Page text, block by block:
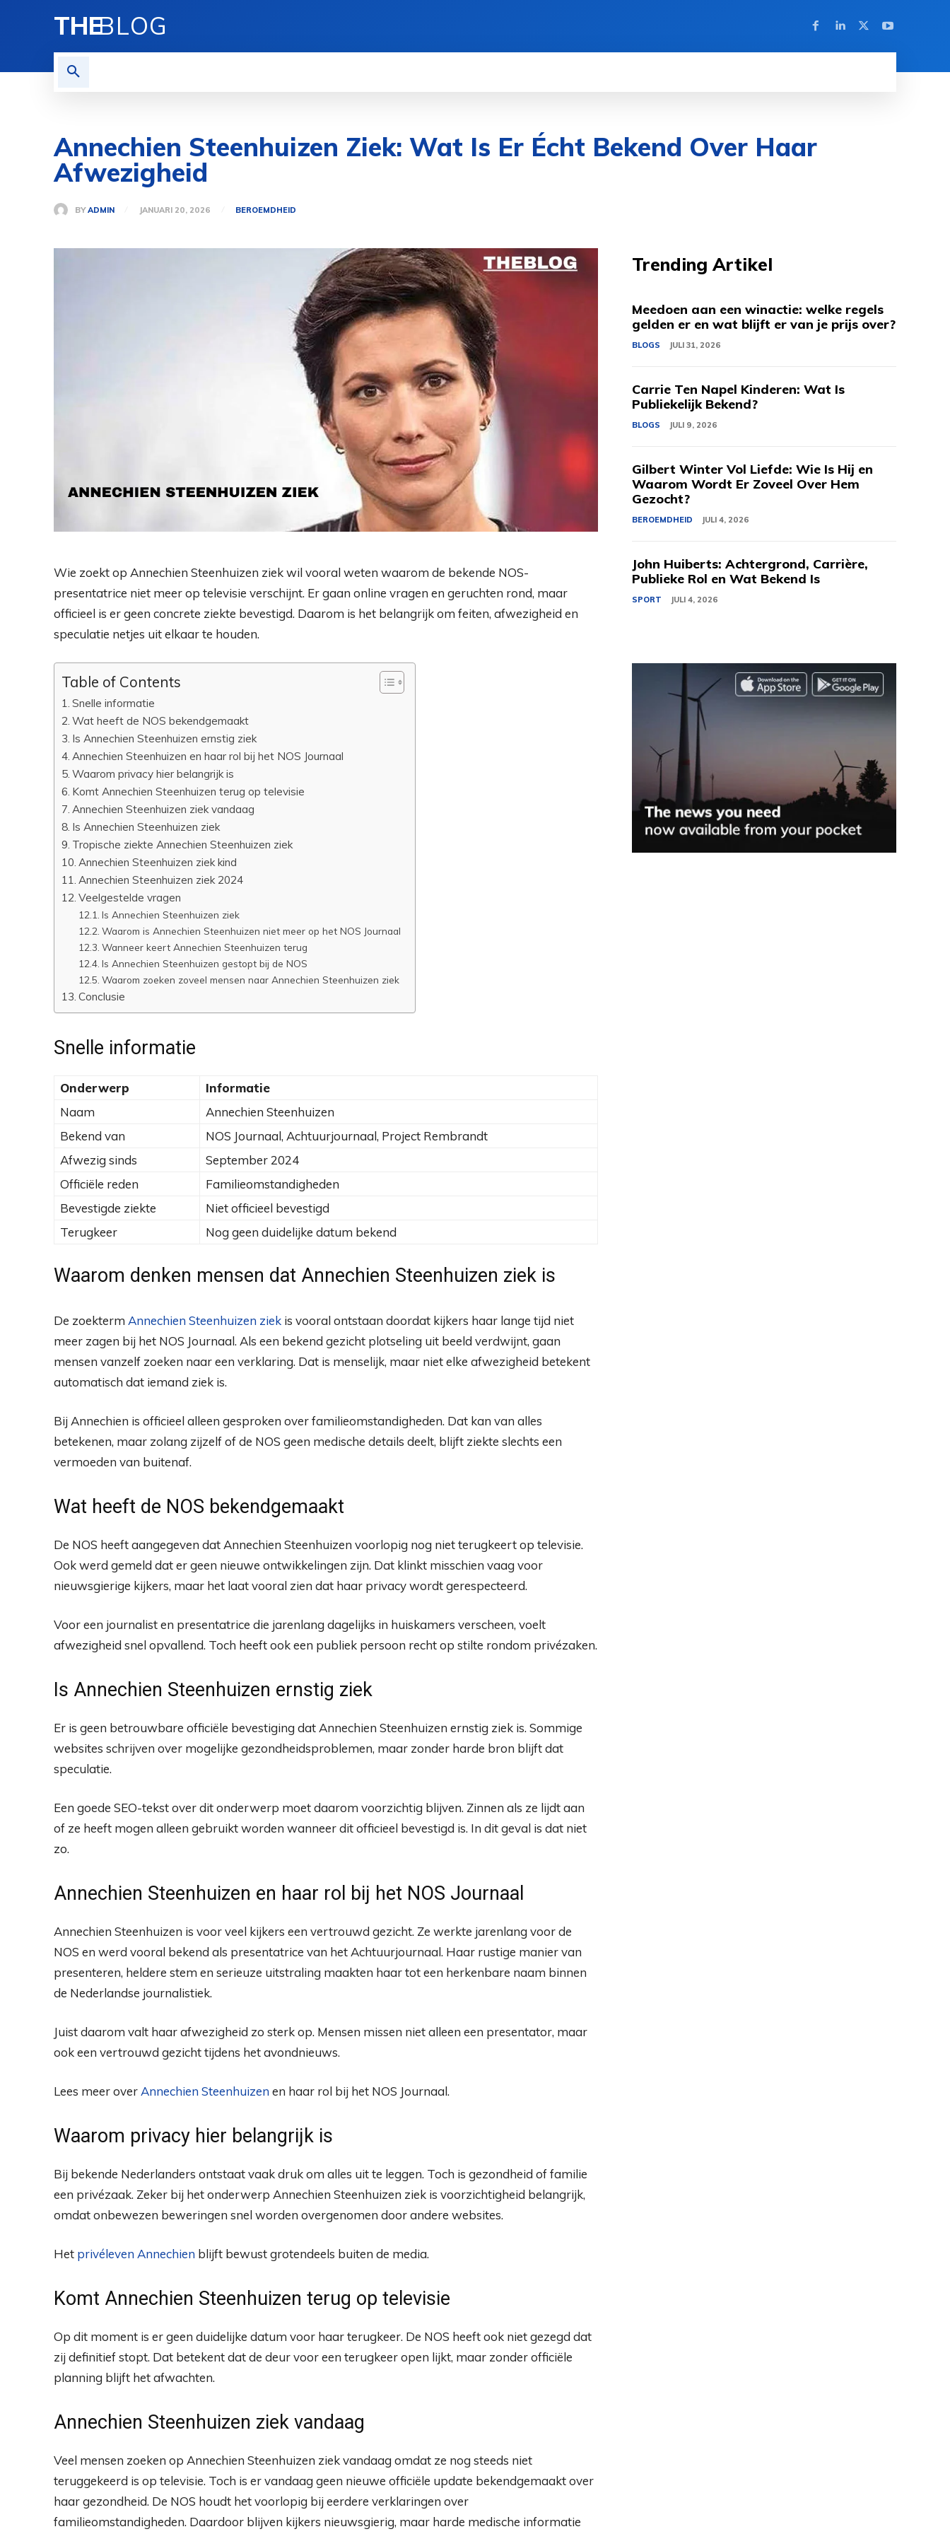
THEBLOG
Annechien Steenhuizen Ziek: Wat Is Er Écht Bekend Over Haar
Afwezigheid
BY ADMIN JANUARI 20, 2026 BEROEMDHEID
Wie zoekt op Annechien Steenhuizen ziek wil vooral weten waarom de bekende NOS-
presentatrice niet meer op televisie verschijnt. Er gaan online vragen en geruchten rond, maar
officieel is er geen concrete ziekte bevestigd. Daarom is het belangrijk om feiten, afwezigheid en
speculatie netjes uit elkaar te houden.
Table of Contents
Snelle informatie
Wat heeft de NOS bekendgemaakt
Is Annechien Steenhuizen ernstig ziek
Annechien Steenhuizen en haar rol bij het NOS Journaal
Waarom privacy hier belangrijk is
Komt Annechien Steenhuizen terug op televisie
Annechien Steenhuizen ziek vandaag
Is Annechien Steenhuizen ziek
Tropische ziekte Annechien Steenhuizen ziek
Annechien Steenhuizen ziek kind
Annechien Steenhuizen ziek 2024
Veelgestelde vragen
Is Annechien Steenhuizen ziek
Waarom is Annechien Steenhuizen niet meer op het NOS Journaal
Wanneer keert Annechien Steenhuizen terug
Is Annechien Steenhuizen gestopt bij de NOS
Waarom zoeken zoveel mensen naar Annechien Steenhuizen ziek
Conclusie
Snelle informatie
Onderwerp
Informatie
Naam
Annechien Steenhuizen
Bekend van
NOS Journaal, Achtuurjournaal, Project Rembrandt
Afwezig sinds
September 2024
Officiële reden
Familieomstandigheden
Bevestigde ziekte
Niet officieel bevestigd
Terugkeer
Nog geen duidelijke datum bekend
Waarom denken mensen dat Annechien Steenhuizen ziek is
De zoekterm Annechien Steenhuizen ziek is vooral ontstaan doordat kijkers haar lange tijd niet
meer zagen bij het NOS Journaal. Als een bekend gezicht plotseling uit beeld verdwijnt, gaan
mensen vanzelf zoeken naar een verklaring. Dat is menselijk, maar niet elke afwezigheid betekent
automatisch dat iemand ziek is.
Bij Annechien is officieel alleen gesproken over familieomstandigheden. Dat kan van alles
betekenen, maar zolang zijzelf of de NOS geen medische details deelt, blijft ziekte slechts een
vermoeden van buitenaf.
Wat heeft de NOS bekendgemaakt
De NOS heeft aangegeven dat Annechien Steenhuizen voorlopig nog niet terugkeert op televisie.
Ook werd gemeld dat er geen nieuwe ontwikkelingen zijn. Dat klinkt misschien vaag voor
nieuwsgierige kijkers, maar het laat vooral zien dat haar privacy wordt gerespecteerd.
Voor een journalist en presentatrice die jarenlang dagelijks in huiskamers verscheen, voelt
afwezigheid snel opvallend. Toch heeft ook een publiek persoon recht op stilte rondom privézaken.
Is Annechien Steenhuizen ernstig ziek
Er is geen betrouwbare officiële bevestiging dat Annechien Steenhuizen ernstig ziek is. Sommige
websites schrijven over mogelijke gezondheidsproblemen, maar zonder harde bron blijft dat
speculatie.
Een goede SEO-tekst over dit onderwerp moet daarom voorzichtig blijven. Zinnen als ze lijdt aan
of ze heeft mogen alleen gebruikt worden wanneer dit officieel bevestigd is. In dit geval is dat niet
zo.
Annechien Steenhuizen en haar rol bij het NOS Journaal
Annechien Steenhuizen is voor veel kijkers een vertrouwd gezicht. Ze werkte jarenlang voor de
NOS en werd vooral bekend als presentatrice van het Achtuurjournaal. Haar rustige manier van
presenteren, heldere stem en serieuze uitstraling maakten haar tot een herkenbare naam binnen
de Nederlandse journalistiek.
Juist daarom valt haar afwezigheid zo sterk op. Mensen missen niet alleen een presentator, maar
ook een vertrouwd gezicht tijdens het avondnieuws.
Lees meer over Annechien Steenhuizen en haar rol bij het NOS Journaal.
Waarom privacy hier belangrijk is
Bij bekende Nederlanders ontstaat vaak druk om alles uit te leggen. Toch is gezondheid of familie
een privézaak. Zeker bij het onderwerp Annechien Steenhuizen ziek is voorzichtigheid belangrijk,
omdat onbewezen beweringen snel worden overgenomen door andere websites.
Het privéleven Annechien blijft bewust grotendeels buiten de media.
Komt Annechien Steenhuizen terug op televisie
Op dit moment is er geen duidelijke datum voor haar terugkeer. De NOS heeft ook niet gezegd dat
zij definitief stopt. Dat betekent dat de deur voor een terugkeer open lijkt, maar zonder officiële
planning blijft het afwachten.
Annechien Steenhuizen ziek vandaag
Veel mensen zoeken op Annechien Steenhuizen ziek vandaag omdat ze nog steeds niet
teruggekeerd is op televisie. Toch is er vandaag geen nieuwe officiële update bekendgemaakt over
haar gezondheid. De NOS houdt het voorlopig bij eerdere verklaringen over
familieomstandigheden. Daardoor blijven kijkers nieuwsgierig, maar harde medische informatie
Trending Artikel
Meedoen aan een winactie: welke regels
gelden er en wat blijft er van je prijs over?
BLOGS JULI 31, 2026
Carrie Ten Napel Kinderen: Wat Is
Publiekelijk Bekend?
BLOGS JULI 9, 2026
Gilbert Winter Vol Liefde: Wie Is Hij en
Waarom Wordt Er Zoveel Over Hem
Gezocht?
BEROEMDHEID JULI 4, 2026
John Huiberts: Achtergrond, Carrière,
Publieke Rol en Wat Bekend Is
SPORT JULI 4, 2026